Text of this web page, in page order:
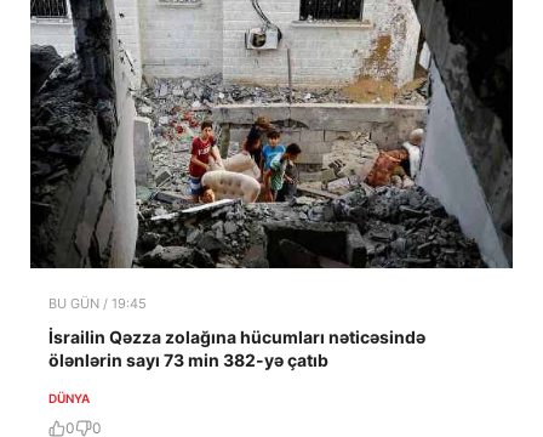
BU GÜN / 19:45
İsrailin Qəzza zolağına hücumları nəticəsində
ölənlərin sayı 73 min 382-yə çatıb
DÜNYA
0 0